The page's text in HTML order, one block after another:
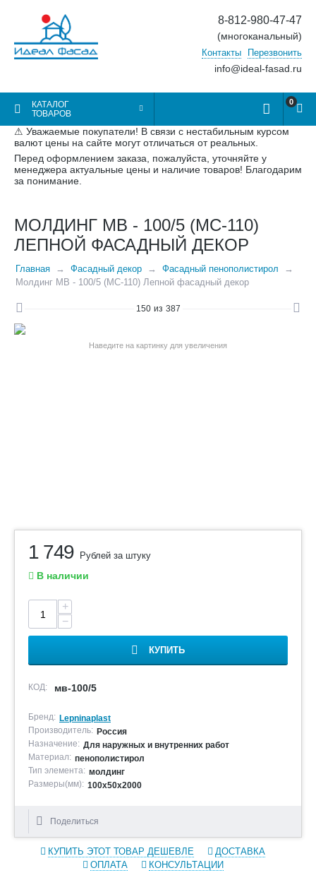
8-812-980-47-47
(многоканальный)
Контакты Перезвонить
info@ideal-fasad.ru
КАТАЛОГ
ТОВАРОВ
0
⚠ Уважаемые покупатели! В связи с нестабильным курсом
валют цены на сайте могут отличаться от реальных.
Перед оформлением заказа, пожалуйста, уточняйте у
менеджера актуальные цены и наличие товаров! Благодарим
за понимание.
МОЛДИНГ МВ - 100/5 (МС-110)
ЛЕПНОЙ ФАСАДНЫЙ ДЕКОР
Главная Фасадный декор
Фасадный пенополистирол
Молдинг МВ - 100/5 (МС-110) Лепной фасадный декор
150 из 387
Наведите на картинку для увеличения
1 749 Рублей за штуку
В наличии
+
−
КУПИТЬ
КОД: мв-100/5
Бренд: Lepninaplast
Производитель: Россия
Назначение: Для наружных и внутренних работ
Материал: пенополистирол
Тип элемента: молдинг
Размеры(мм): 100х50х2000
Поделиться
КУПИТЬ ЭТОТ ТОВАР ДЕШЕВЛЕ
ДОСТАВКА
ОПЛАТА
КОНСУЛЬТАЦИИ